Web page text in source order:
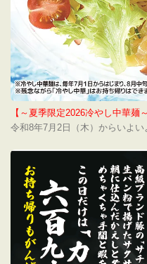
【～夏季限定2026冷やし中華麺～
令和8年7月2日（木）からいよ